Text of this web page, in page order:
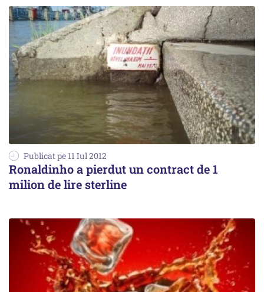
Publicat pe 11 Iul 2012
Ronaldinho a pierdut un contract de 1
milion de lire sterline